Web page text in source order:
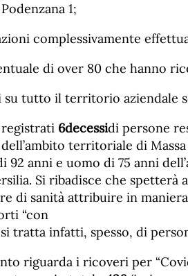
1;
complessivamente
di over 80 che hanno
su tutto il territorio aziendale
registrati 6decessidi persone
territoriale di
92 anni e uomo di 75 anni
Si ribadisce che spetterà
di sanità attribuire in
“con
si tratta infatti, spesso, di
riguarda i ricoveri per